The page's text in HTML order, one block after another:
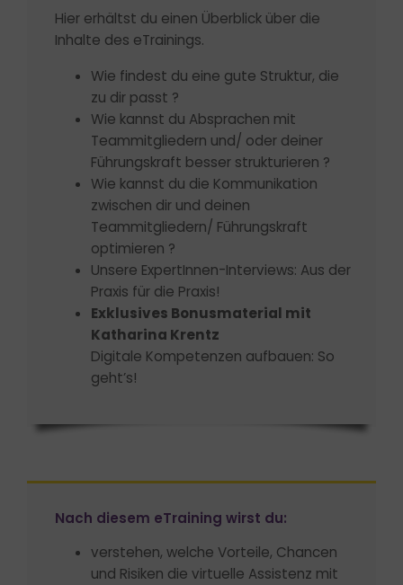
Hier erhältst du einen Überblick über die
Inhalte des eTrainings.
Wie findest du eine gute Struktur, die
zu dir passt ?
Wie kannst du Absprachen mit
Teammitgliedern und/ oder deiner
Führungskraft besser strukturieren ?
Wie kannst du die Kommunikation
zwischen dir und deinen
Teammitgliedern/ Führungskraft
optimieren ?
Unsere ExpertInnen-Interviews: Aus der
Praxis für die Praxis!
Exklusives Bonusmaterial mit
Katharina Krentz
Digitale Kompetenzen aufbauen: So
geht’s!
Nach diesem eTraining wirst du:
verstehen, welche Vorteile, Chancen
und Risiken die virtuelle Assistenz mit